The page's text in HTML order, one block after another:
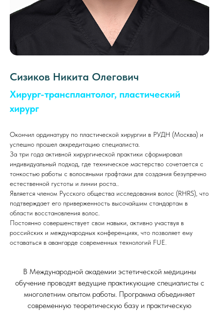
Сизиков Никита Олегович
Хирург-трансплантолог, пластический
хирург
Окончил ординатуру по пластической хирургии в РУДН (Москва) и
успешно прошел аккредитацию специалиста.
За три года активной хирургической практики сформировал
индивидуальный подход, где техническое мастерство сочетается с
тонкостью работы с волосяными графтами для создания безупречно
естественной густоты и линии роста..
Является членом Русского общества исследования волос (RHRS), что
подтверждает его приверженность высочайшим стандартам в
области восстановления волос.
Постоянно совершенствует свои навыки, активно участвуя в
российских и международных конференциях, что позволяет ему
оставаться в авангарде современных технологий FUE.
В Международной академии эстетической медицины
обучение проводят ведущие практикующие специалисты с
многолетним опытом работы. Программа объединяет
современную теоретическую базу и практическую